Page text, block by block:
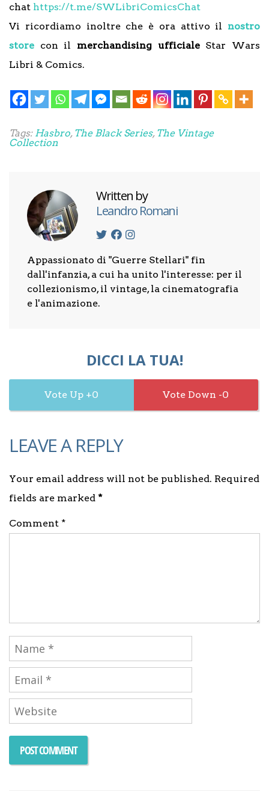
chat https://t.me/SWLibriComicsChat
Vi ricordiamo inoltre che è ora attivo il nostro
store con il merchandising ufficialeStar Wars
Libri & Comics.
Tags: Hasbro, The Black Series, The Vintage
Collection
Written by
Leandro Romani
Appassionato di "Guerre Stellari" fin
dall'infanzia, a cui ha unito l'interesse: per il
collezionismo, il vintage, la cinematografia
e l'animazione.
DICCI LA TUA!
0 0
LEAVE A REPLY
Your email address will not be published. Required
fields are marked *
Comment *